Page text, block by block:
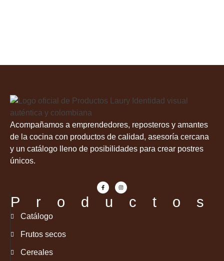
Acompañamos a emprendedores, reposteros y amantes
de la cocina con productos de calidad, asesoría cercana
y un catálogo lleno de posibilidades para crear postres
únicos.
Productos
Catálogo
Frutos secos
Cereales